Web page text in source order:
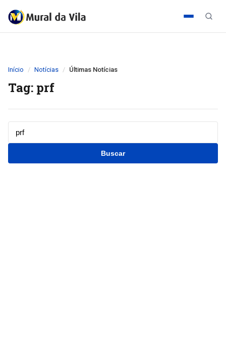
Início Notícias Últimas Notícias
Tag: prf
Buscar